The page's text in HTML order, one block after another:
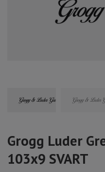
Grogg Luder
103x9 SVART